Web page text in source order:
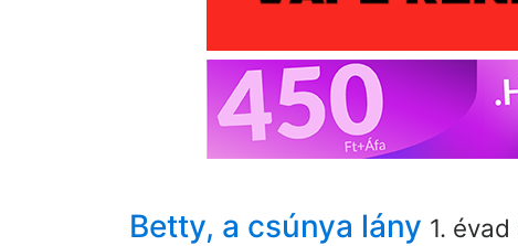
Betty, a csúnya lány 1.